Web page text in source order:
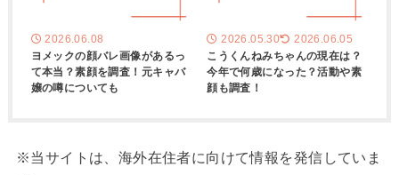
2026.06.08
ヨメックの顔バレ画像があるっ
て本当？素顔を調査！元キャバ
嬢の噂についても
2026.05.30 2026.06.05
こうくんねみちゃんの現在は？
今年で何歳になった？活動や素
顔も調査！
※当サイトは、海外在住者に向けて情報を発信していま